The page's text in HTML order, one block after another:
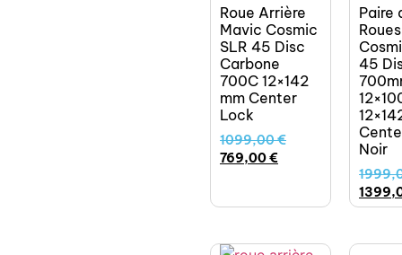
Roue Arrière
Mavic Cosmic
SLR 45 Disc
Carbone
700C 12×142
mm Center
Lock
1099,00€
769,00€
Paire
45
Noir